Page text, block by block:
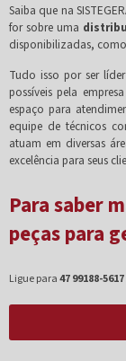
Saiba que na
for sobre uma
disponibilizadas,
Tudo isso por ser
possíveis pela
espaço para
equipe de técnicos
atuam em diversas
excelência para seus
Para saber
peças para
Ligue para47 99188-5617